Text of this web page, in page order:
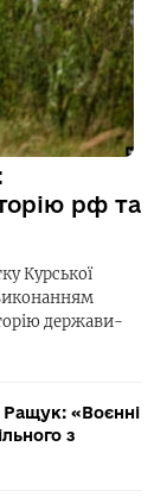
рф та
Курської
держави-
«Воєнні
з